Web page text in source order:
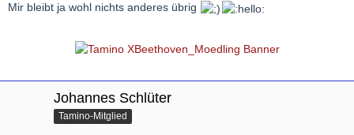
Mir bleibt ja wohl nichts anderes übrig
Johannes Schlüter
Tamino-Mitglied